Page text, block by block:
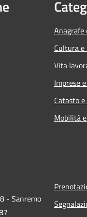
Cultura
Vita
Imprese
Catasto
Mobilità
- Sanremo